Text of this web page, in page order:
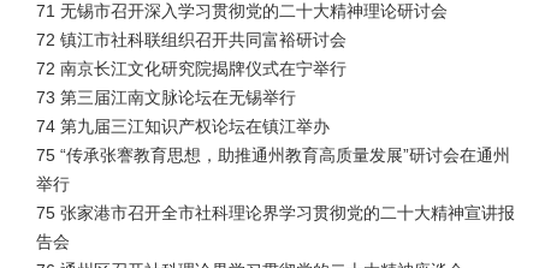
71 无锡市召开深入学习贯彻党的二十大精神理论研讨会
72 镇江市社科联组织召开共同富裕研讨会
72 南京长江文化研究院揭牌仪式在宁举行
73 第三届江南文脉论坛在无锡举行
74 第九届三江知识产权论坛在镇江举办
75 “传承张謇教育思想，助推通州教育高质量发展”研讨会在通州
举行
75 张家港市召开全市社科理论界学习贯彻党的二十大精神宣讲报
告会